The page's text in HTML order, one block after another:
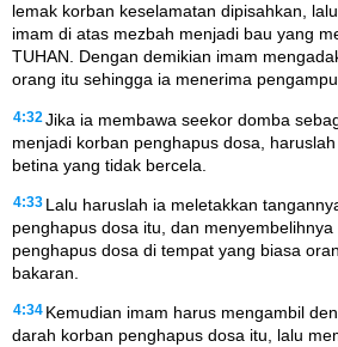
lemak korban keselamatan dipisahkan,
imam di atas mezbah menjadi bau yang
TUHAN. Dengan demikian imam
orang itu sehingga ia menerima
4:32 Jika ia membawa seekor domba
menjadi korban penghapus dosa,
betina yang tidak bercela.
4:33 Lalu haruslah ia meletakkan
penghapus dosa itu, dan
penghapus dosa di tempat yang biasa
bakaran.
4:34 Kemudian imam harus mengambil
darah korban penghapus dosa itu, lalu